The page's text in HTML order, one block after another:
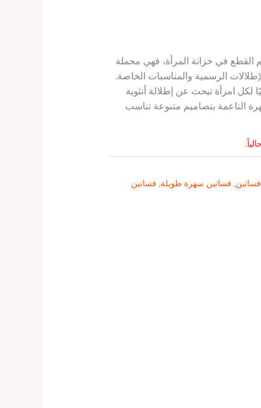
في خزانة المرأة، فهي محملة
الرسمية والمناسبات الخاصة.
لكل امرأة تبحث عن إطلالة أنثوية
الناعمة بتصاميم متنوعة تناسب
فساتين, فساتين سهرة طويلة, فساتين